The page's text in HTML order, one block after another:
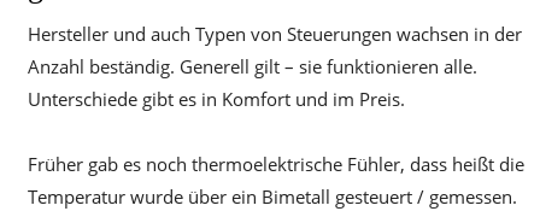
Hersteller und auch Typen von Steuerungen wachsen in der
Anzahl beständig. Generell gilt – sie funktionieren alle.
Unterschiede gibt es in Komfort und im Preis.
Früher gab es noch thermoelektrische Fühler, dass heißt die
Temperatur wurde über ein Bimetall gesteuert / gemessen.